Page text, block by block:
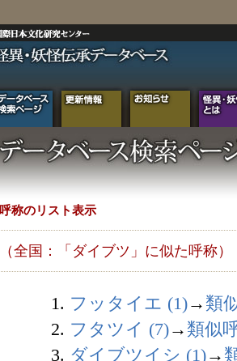
呼称のリスト表示
（全国：「ダイブツ」に似た呼称）
1. フッタイエ (1)→ 類
2. フタツイ (7)→ 類似
3. ダイブツイシ (1)→